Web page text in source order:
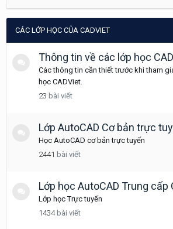
CÁC LỚP HỌC CỦA CADVIET
Thông tin về các lớp học
Các thông tin cần thiết trước khi tham
học CADViet.
23 bài viết
Lớp AutoCAD Cơ bản trực
Học AutoCAD cơ bản trực tuyến
2441 bài viết
Lớp học AutoCAD Trung cấp
Lớp học Trực tuyến
1434 bài viết